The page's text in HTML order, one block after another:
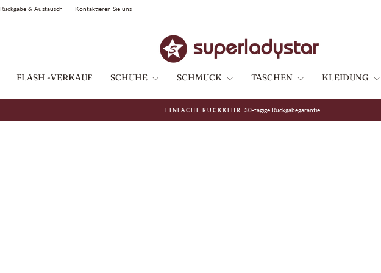
Rückgabe & Austausch Kontaktieren Sie uns
FLASH -VERKAUF SCHUHE SCHMUCK TASCHEN KLEIDUNG
Pause
EINFACHE RÜCKKEHR 30-tägige Rückgabegarantie